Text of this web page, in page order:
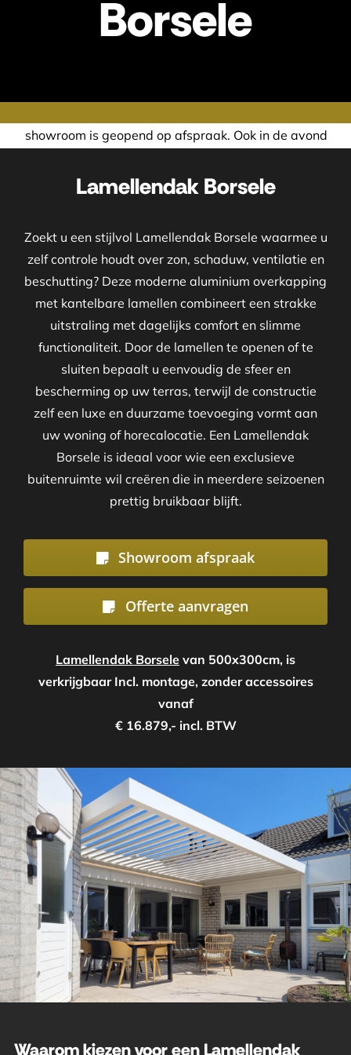
Borsele
op afspraak. Ook in de avond of in het weekend
Lamellendak Borsele
Zoekt u een stijlvol Lamellendak Borsele waarmee u
zelf controle houdt over zon, schaduw, ventilatie en
beschutting? Deze moderne aluminium overkapping
met kantelbare lamellen combineert een strakke
uitstraling met dagelijks comfort en slimme
functionaliteit. Door de lamellen te openen of te
sluiten bepaalt u eenvoudig de sfeer en
bescherming op uw terras, terwijl de constructie
zelf een luxe en duurzame toevoeging vormt aan
uw woning of horecalocatie. Een Lamellendak
Borsele is ideaal voor wie een exclusieve
buitenruimte wil creëren die in meerdere seizoenen
prettig bruikbaar blijft.
Showroom afspraak
Offerte aanvragen
Lamellendak Borsele van 500x300cm, is
verkrijgbaar Incl. montage, zonder accessoires
vanaf
€ 16.879,- incl. BTW
Waarom kiezen voor een Lamellendak